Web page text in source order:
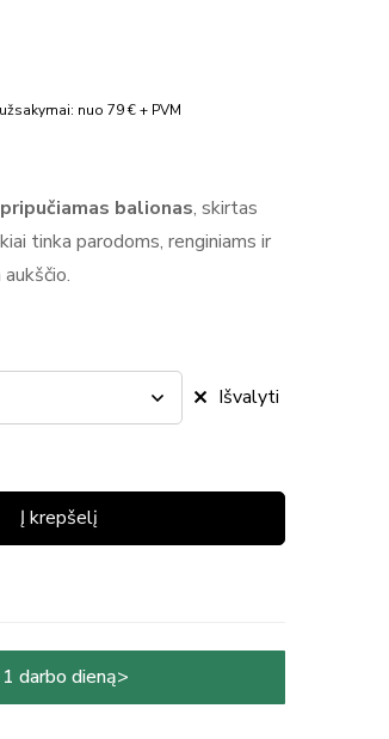
nuo 79 € + PVM
balionas, skirtas
tinka parodoms, renginiams ir
Išvalyti
Į krepšelį
darbo dieną>